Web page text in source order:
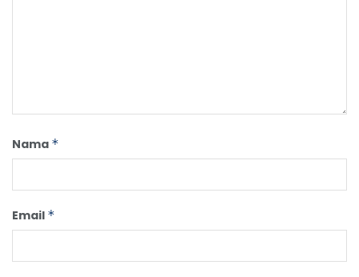
Nama *
Email *